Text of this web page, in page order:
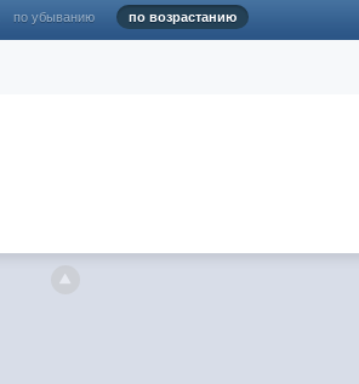
по убыванию по возрастанию